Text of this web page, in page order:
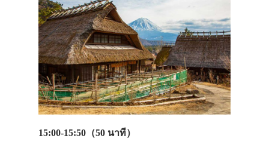
15:00-15:50（50 นาที）